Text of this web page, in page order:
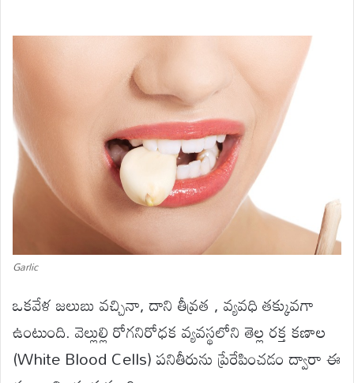
Garlic
ఒకవేళ జలుబు వచ్చినా, దాని తీవ్రత , వ్యవధి తక్కువగా
ఉంటుంది. వెల్లుల్లి రోగనిరోధక వ్యవస్థలోని తెల్ల రక్త కణాల
(White Blood Cells) పనితీరును ప్రేరేపించడం ద్వారా ఈ